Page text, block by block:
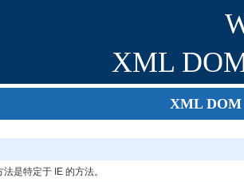
XML
XML DOM
是特定于 IE 的方法。